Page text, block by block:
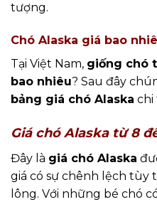
tượng.
Chó Alaska giá bao
Tại Việt Nam, giống chó
bao nhiêu? Sau đây
bảng giá chó Alaska chi
Giá chó Alaska từ 8
Đây là giá chó Alaska
giá có sự chênh lệch tùy
lông. Với những bé chó